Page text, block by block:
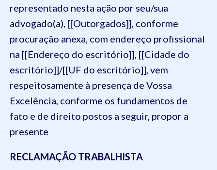
representado nesta ação por seu/sua
advogado(a), [[Outorgados]], conforme
procuração anexa, com endereço profissional
na [[Endereço do escritório]], [[Cidade do
escritório]]/[[UF do escritório]], vem
respeitosamente à presença de Vossa
Excelência, conforme os fundamentos de
fato e de direito postos a seguir, propor a
presente
RECLAMAÇÃO TRABALHISTA